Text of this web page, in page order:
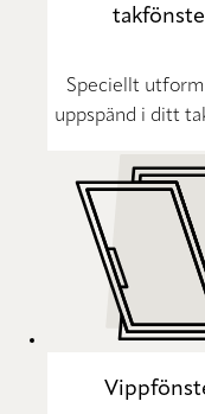
Speciellt
uppspänd i ditt